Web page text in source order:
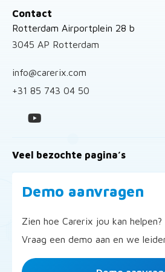
Contact
Rotterdam Airportplein 28 b
3045 AP Rotterdam
info@carerix.com
+31 85 743 04 50
Veel bezochte pagina’s
Demo aanvragen
Zien hoe Carerix jou kan helpen?
Vraag een demo aan en we